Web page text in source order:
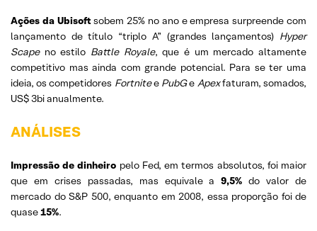
Ações da Ubisoftsobem 25% no ano e empresa surpreende com
lançamento de título “triplo A” (grandes lançamentos) Hyper
Scapeno estilo Battle Royale, que é um mercado altamente
competitivo mas ainda com grande potencial. Para se ter uma
ideia, os competidores Fortnitee PubGe Apexfaturam, somados,
US$ 3bi anualmente.
ANÁLISES
Impressão de dinheiro pelo Fed, em termos absolutos, foi maior
que em crises passadas, mas equivale a9,5%do valor de
mercado do S&P 500, enquanto em 2008, essa proporção foi de
quase15%.